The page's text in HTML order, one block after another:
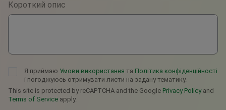
Telegram
Короткий опис
Я приймаю Умови використання та Політика конфіденційності
і погоджуюсь отримувати листи на задану тематику.
This site is protected by reCAPTCHA and the Google Privacy Policyand
Terms of Service apply.